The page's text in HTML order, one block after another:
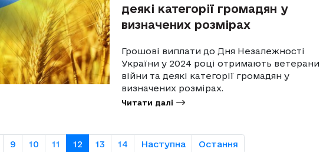
деякі категорії громадян у
визначених розмірах
Грошові виплати до Дня Незалежності
України у 2024 році отримають ветерани
війни та деякі категорії громадян у
визначених розмірах.
Читати далі
9 10 11 12 13 14 Наступна Остання